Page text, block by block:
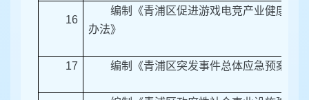
16
编制《青浦区促进游戏电竞产业健康发
办法》
17 编制《青浦区突发事件总体应急预案》